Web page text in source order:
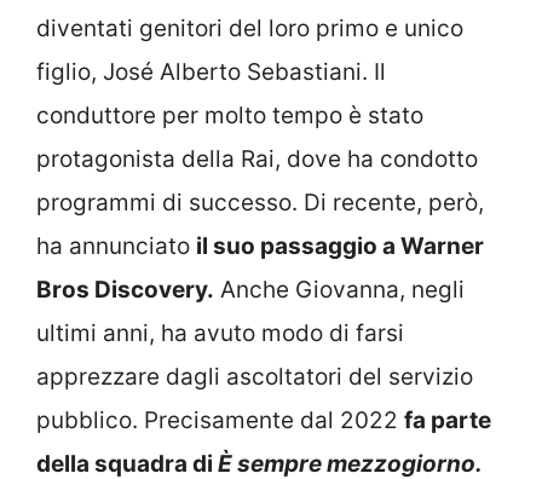
diventati genitori del loro primo e unico
figlio, José Alberto Sebastiani. Il
conduttore per molto tempo è stato
protagonista della Rai, dove ha condotto
programmi di successo. Di recente, però,
ha annunciato il suo passaggio a Warner
Bros Discovery. Anche Giovanna, negli
ultimi anni, ha avuto modo di farsi
apprezzare dagli ascoltatori del servizio
pubblico. Precisamente dal 2022 fa parte
della squadra di È sempre mezzogiorno.